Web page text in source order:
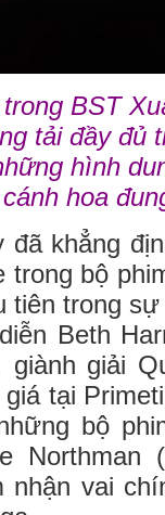
BST
tải đầy đủ
hình
hoa
khẳng
trong bộ
tiên trong
Beth
giành giải
tại
bộ
Northman
nhận vai